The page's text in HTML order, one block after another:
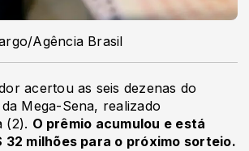
Agência Brasil
acertou as seis dezenas do
Mega-Sena, realizado
(2). O prêmio acumulou e está
32 milhões para o próximo sorteio.